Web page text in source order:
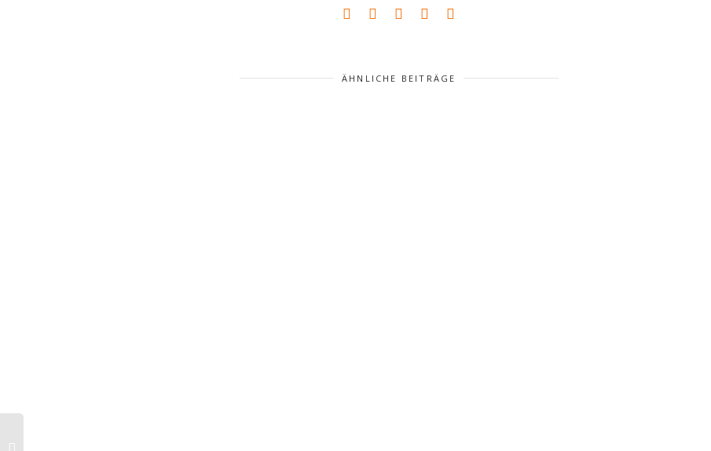
ÄHNLICHE BEITRÄGE